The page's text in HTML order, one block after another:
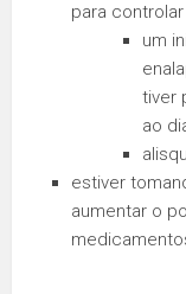
para
um
tiver
ao
estiver
aumentar o